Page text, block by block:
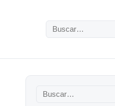
Buscar:
Buscar: